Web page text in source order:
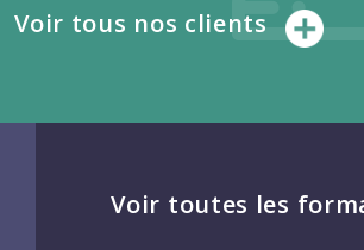
Voir tous nos clients
Voir toutes les